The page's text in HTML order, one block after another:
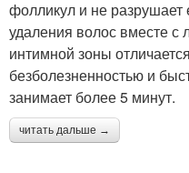
фолликул и не разрушает
удаления волос вместе с
интимной зоны
безболезненностью и
занимает более 5 минут.
читать дальше →